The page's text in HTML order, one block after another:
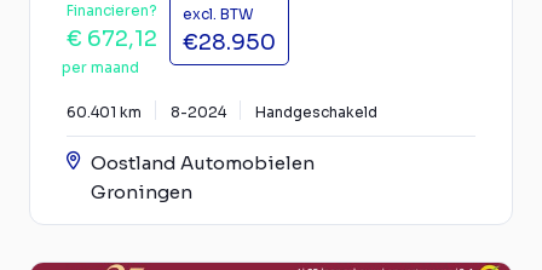
Financieren?
€ 672,12
per maand
excl. BTW
€28.950
60.401 km 8-2024 Handgeschakeld
Oostland Automobielen
Groningen